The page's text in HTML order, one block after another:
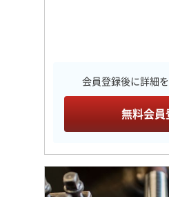
会員登録後に詳細
無料会員